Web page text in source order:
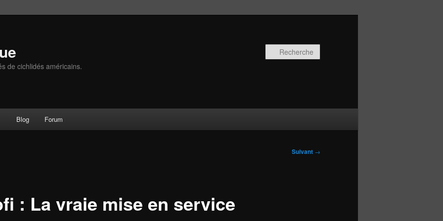
de cichlidés américains.
Blog Forum
Suivant →
: La vraie mise en service